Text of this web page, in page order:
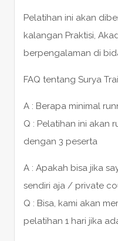
Pelatihan ini akan
kalangan Praktisi,
berpengalaman di
FAQ tentang Surya
A : Berapa minimal
Q : Pelatihan ini akan
dengan 3 peserta
A : Apakah bisa jika
sendiri aja / private
Q : Bisa, kami akan
pelatihan 1 hari jika